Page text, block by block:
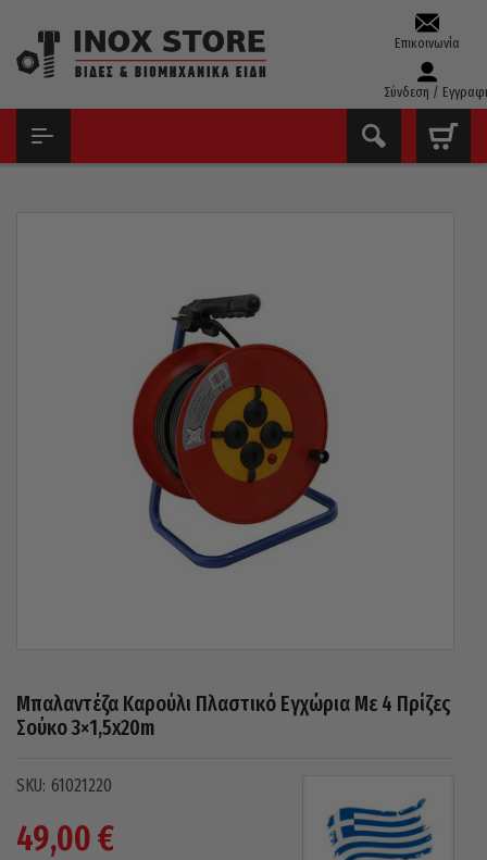
Επικοινωνία
Σύνδεση /
Μπαλαντέζα Καρούλι Πλαστικό Εγχώρια Με 4 Πρίζες
Σούκο 3×1,5x20m
61021220
49,00€